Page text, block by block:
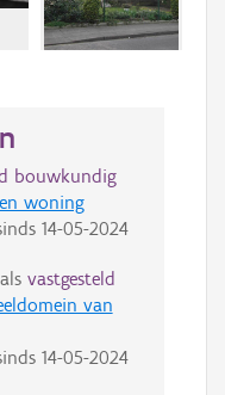
bouwkundig
woning
14-05-2024
vastgesteld
van
14-05-2024